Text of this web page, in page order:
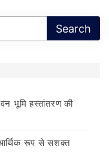
भूमि हस्तांतरण की
आर्थिक रूप से सशक्त